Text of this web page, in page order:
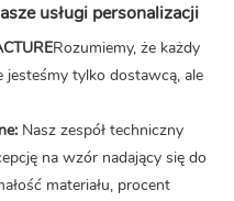
usługi personalizacji
Rozumiemy, że każdy
jesteśmy tylko dostawcą, ale
Nasz zespół techniczny
na wzór nadający się do
materiału, procent